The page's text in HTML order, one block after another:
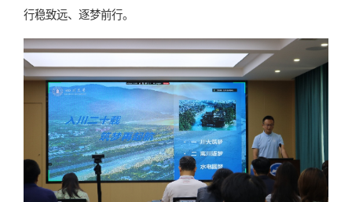
行稳致远、逐梦前行。